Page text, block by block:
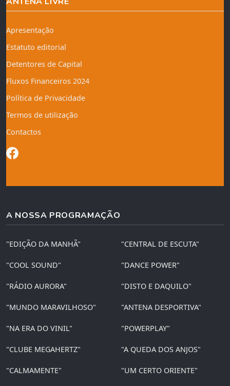
Apresentação
Estatuto editorial
Detentores de Capital
Fluxos Financeiros 2024
Política de Privacidade
Termos de utilização
Contactos
A NOSSA PROGRAMAÇÃO
"EDIÇÃO DA MANHÃ" "CENTRAL DE ESCUTA"
"COOL SOUND" "DANCE POWER"
"RÁDIO AURORA" "DISTO E DAQUILO"
"MUNDO MARAVILHOSO" "ANTENA DESPORTIVA"
"NA ERA DO VINIL" "POWERPLAY"
"CLUBE MEGAHERTZ" "A QUEDA DOS ANJOS"
"CALMAMENTE" "UM CERTO ORIENTE"